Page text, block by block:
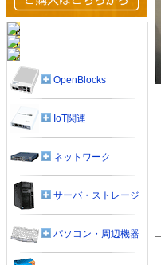
OpenBlocks
IoT関連
ネットワーク
サーバ・ストレージ
パソコン・周辺機器